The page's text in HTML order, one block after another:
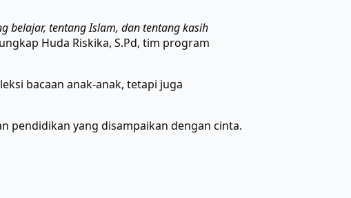
belajar, tentang Islam, dan tentang kasih
Huda Riskika, S.Pd, tim program
bacaan anak-anak, tetapi juga
pendidikan yang disampaikan dengan cinta.